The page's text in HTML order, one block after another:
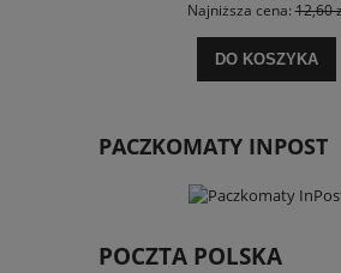
Najniższa cena:12,60
DO KOSZYKA
PACZKOMATY INPOST
POCZTA POLSKA